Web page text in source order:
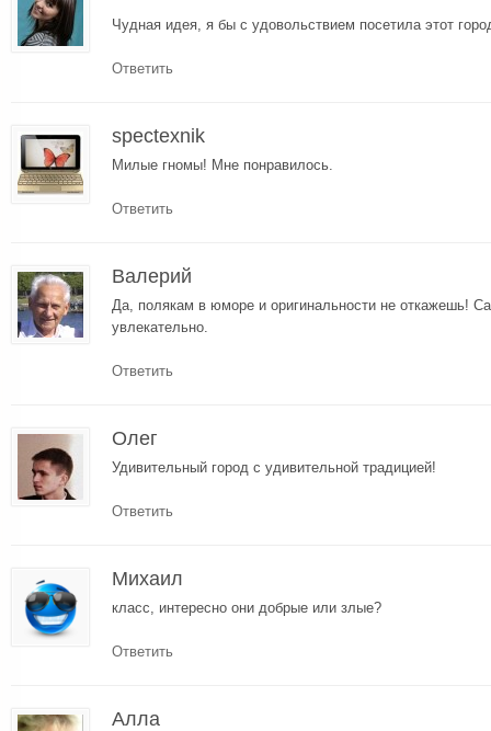
Чудная идея, я бы с удовольствием посетила этот
Ответить
spectexnik
Милые гномы! Мне понравилось.
Ответить
Валерий
Да, полякам в юморе и оригинальности не откажешь!
увлекательно.
Ответить
Олег
Удивительный город с удивительной традицией!
Ответить
Михаил
класс, интересно они добрые или злые?
Ответить
Алла